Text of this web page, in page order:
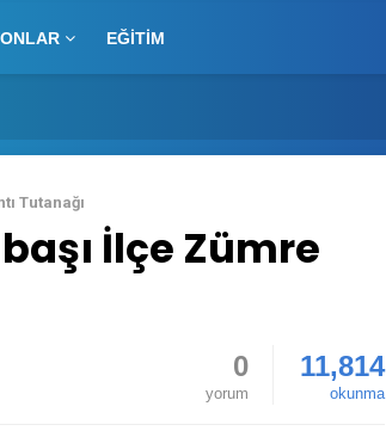
EĞITIM
Tutanağı
İlçe Zümre
0
yorum
11,814
okunma